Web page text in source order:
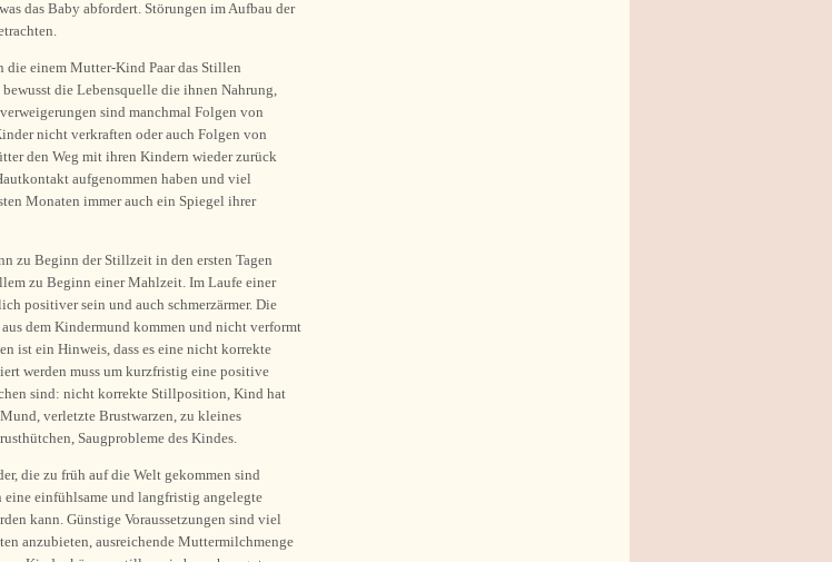
das Baby abfordert. Störungen im Aufbau der
die einem Mutter-Kind Paar das Stillen
die Lebensquelle die ihnen Nahrung,
sind manchmal Folgen von
nicht verkraften oder auch Folgen von
den Weg mit ihren Kindern wieder zurück
aufgenommen haben und viel
Monaten immer auch ein Spiegel ihrer
zu Beginn der Stillzeit in den ersten Tagen
zu Beginn einer Mahlzeit. Im Laufe einer
positiver sein und auch schmerzärmer. Die
dem Kindermund kommen und nicht verformt
ist ein Hinweis, dass es eine nicht korrekte
werden muss um kurzfristig eine positive
sind: nicht korrekte Stillposition, Kind hat
verletzte Brustwarzen, zu kleines
Saugprobleme des Kindes.
die zu früh auf die Welt gekommen sind
einfühlsame und langfristig angelegte
kann. Günstige Voraussetzungen sind viel
anzubieten, ausreichende Muttermilchmenge